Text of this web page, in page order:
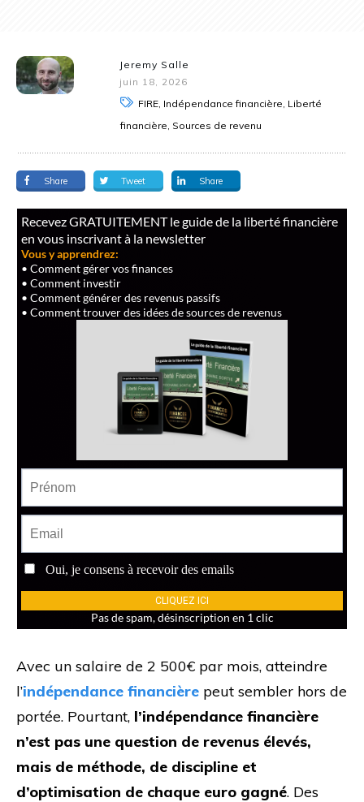
Jeremy Salle
juin 18, 2026
FIRE, Indépendance financière, Liberté
financière, Sources de revenu
Share Tweet Share
Avec un salaire de 2 500€ par mois, atteindre
l’indépendance financière peut sembler hors de
portée. Pourtant, l’indépendance financière
n’est pas une question de revenus élevés,
mais de méthode, de discipline et
d’optimisation de chaque euro gagné. Des